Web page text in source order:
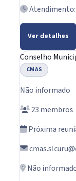
Atendimento:
Ver detalhes
Conselho
CMAS
Não informado
23 membros
Próxima
Não